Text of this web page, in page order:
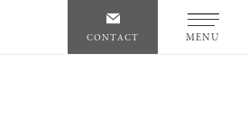
CONTACT MENU